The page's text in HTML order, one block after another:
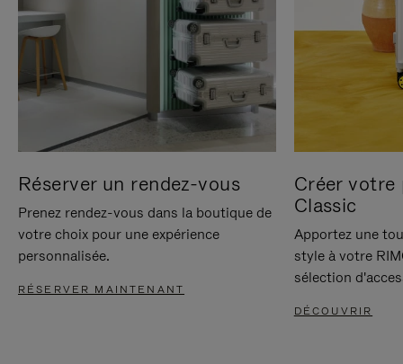
Réserver un rendez-vous
Prenez rendez-vous dans la boutique de
votre choix pour une expérience
personnalisée.
RÉSERVER MAINTENANT
Créer votre
Classic
Apportez une
style à votre
sélection
DÉCOUVRIR